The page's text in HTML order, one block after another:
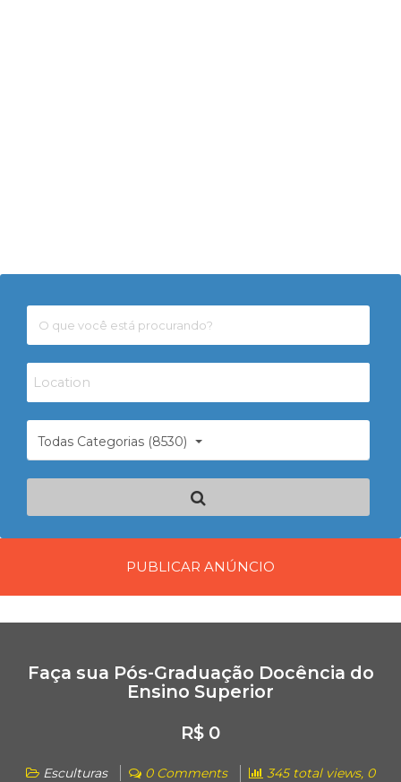
Todas Categorias (8530)
PUBLICAR ANÚNCIO
Faça sua Pós-Graduação Docência do
Ensino Superior
R$ 0
Esculturas 0 Comments
345 total views, 0